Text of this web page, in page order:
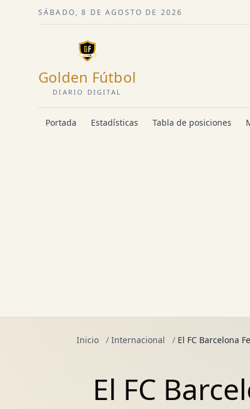
SÁBADO, 8 DE AGOSTO DE 2026
Golden Fútbol
DIARIO DIGITAL
Portada Estadísticas Tabla de posiciones
Inicio / Internacional / El FC Barcelona
El FC